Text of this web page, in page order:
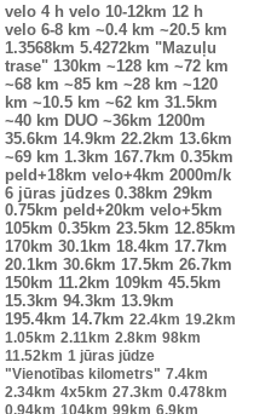
velo 4 h velo 10-12km 12 h
velo 6-8 km ~0.4 km ~20.5 km
1.3568km 5.4272km "Mazuļu
trase" 130km ~128 km ~72 km
~68 km ~85 km ~28 km ~120
km ~10.5 km ~62 km 31.5km
~40 km DUO ~36km 1200m
35.6km 14.9km 22.2km 13.6km
~69 km 1.3km 167.7km 0.35km
peld+18km velo+4km 2000m/k
6 jūras jūdzes 0.38km 29km
0.75km peld+20km velo+5km
105km 0.35km 23.5km 12.85km
170km 30.1km 18.4km 17.7km
20.1km 30.6km 17.5km 26.7km
150km 11.2km 109km 45.5km
15.3km 94.3km 13.9km
195.4km 14.7km 22.4km 19.2km
1.05km 2.11km 2.8km 98km
11.52km 1 jūras jūdze
"Vienotības kilometrs" 7.4km
2.34km 4x5km 27.3km 0.478km
0.94km 104km 99km 6.9km